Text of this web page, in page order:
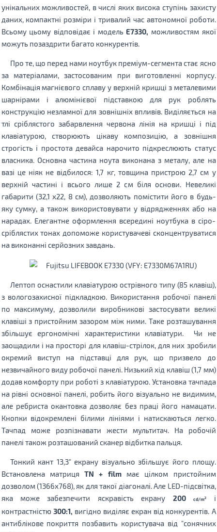
унікальних можливостей, в числі яких висока ступінь захисту
даних, компактні розміри і тривалий час автономної роботи.
Всьому цьому відповідає і модель E7330, можливостям якої
можуть позаздрити багато конкурентів.
Про те, що перед нами ноутбук преміум-сегмента стає ясно
за матеріалами, застосованим при виготовленні корпусу.
Комбінація магнієвого сплаву у верхній кришці з металевими
шарнірами і алюмінієвої підставкою для рук роблять
конструкцію незламної для зовнішніх впливів. Виділяється на
тлі сріблястого забарвлення червона лінія на кришці і під
клавіатурою, створюють цікаву композицію, а зовнішня
строгість і простота девайса нарочито підкреслюють статус
власника. Основна частина ноута виконана з металу, але на
вазі це ніяк не відбилося: 1,7 кг, товщина пристрою 2,7 см у
верхній частині і всього лише 2 см біля основи. Невеликі
габарити (32,1 х22, 8 см), дозволяють помістити його в будь-
яку сумку, а також використовувати у відрядженнях або на
нарадах. Елегантне оформлення всередині ноутбука в сіро-
сріблястих тонах допоможе користувачеві сконцентруватися
на виконанні серйозних завдань.
Лептоп оснастили клавіатурою острівного типу (85 клавіш),
з вологозахисної підкладкою. Використання робочої панелі
по максимуму, дозволили виробникові застосувати великі
клавіші з пристойним зазором між ними. Таке розташування
збільшує ергономічні характеристики клавіатури. Чи не
заощадили і на просторі для клавіш-стрілок, для них зробили
окремий виступ на підставці для рук, що призвело до
незвичайного виду робочої панелі. Низький хід клавіш (1,7 мм)
додав комфорту при роботі з клавіатурою. Установка тачпада
на рівні основної панелі, робить його візуально не видимим,
але ребриста окантовка дозволяє без праці його намацати.
Кнопки відокремлені білими лініями і натискаються легко.
Тачпад може розпізнавати жести мультитач. На робочій
панелі також розташований сканер відбитка пальця.
Тонкий кант 13,3" екрану візуально збільшує його площу.
Встановлена ​​матрицяTN + filmмає цілком пристойним
дозволом (1366х768), як для такої діагоналі. Але LED-підсвітка,
яка може забезпечити яскравість екрану 200cd/m2
і
контрастністю 300:1, вигідно виділяє екран від конкурентів. А
антиблікове покриття позбавить користувача від "сонячних